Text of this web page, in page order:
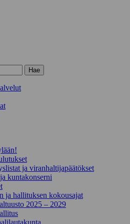
ja viranhaltijapäätökset
kuntakonserni
ja hallituksen kokousajat
2025 – 2029